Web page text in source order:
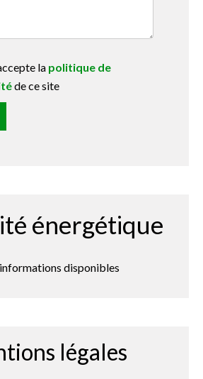
la politique de
de ce site
énergétique
disponibles
légales